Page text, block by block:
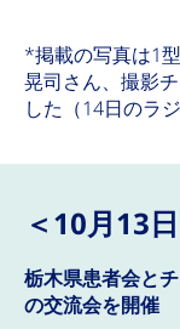
*掲載の写真は1
晃司さん、撮影
した（14日のラ
＜10月13
栃木県患者会と
の交流会を開催